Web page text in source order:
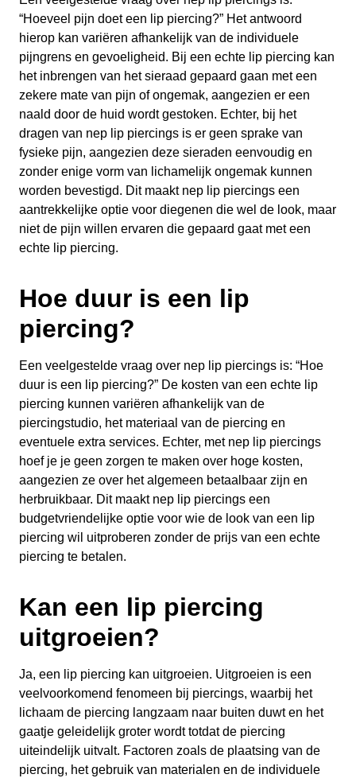
“Hoeveel pijn doet een lip piercing?” Het antwoord
hierop kan variëren afhankelijk van de individuele
pijngrens en gevoeligheid. Bij een echte lip piercing kan
het inbrengen van het sieraad gepaard gaan met een
zekere mate van pijn of ongemak, aangezien er een
naald door de huid wordt gestoken. Echter, bij het
dragen van nep lip piercings is er geen sprake van
fysieke pijn, aangezien deze sieraden eenvoudig en
zonder enige vorm van lichamelijk ongemak kunnen
worden bevestigd. Dit maakt nep lip piercings een
aantrekkelijke optie voor diegenen die wel de look, maar
niet de pijn willen ervaren die gepaard gaat met een
echte lip piercing.
Hoe duur is een lip
piercing?
Een veelgestelde vraag over nep lip piercings is: “Hoe
duur is een lip piercing?” De kosten van een echte lip
piercing kunnen variëren afhankelijk van de
piercingstudio, het materiaal van de piercing en
eventuele extra services. Echter, met nep lip piercings
hoef je je geen zorgen te maken over hoge kosten,
aangezien ze over het algemeen betaalbaar zijn en
herbruikbaar. Dit maakt nep lip piercings een
budgetvriendelijke optie voor wie de look van een lip
piercing wil uitproberen zonder de prijs van een echte
piercing te betalen.
Kan een lip piercing
uitgroeien?
Ja, een lip piercing kan uitgroeien. Uitgroeien is een
veelvoorkomend fenomeen bij piercings, waarbij het
lichaam de piercing langzaam naar buiten duwt en het
gaatje geleidelijk groter wordt totdat de piercing
uiteindelijk uitvalt. Factoren zoals de plaatsing van de
piercing, het gebruik van materialen en de individuele